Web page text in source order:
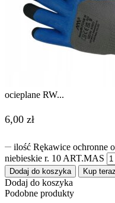
ocieplane RW...
6,00 zł
ilość Rękawice ochronne
niebieskie r. 10 ART.MAS
Dodaj do koszyka Kup teraz
Dodaj do koszyka
Podobne produkty